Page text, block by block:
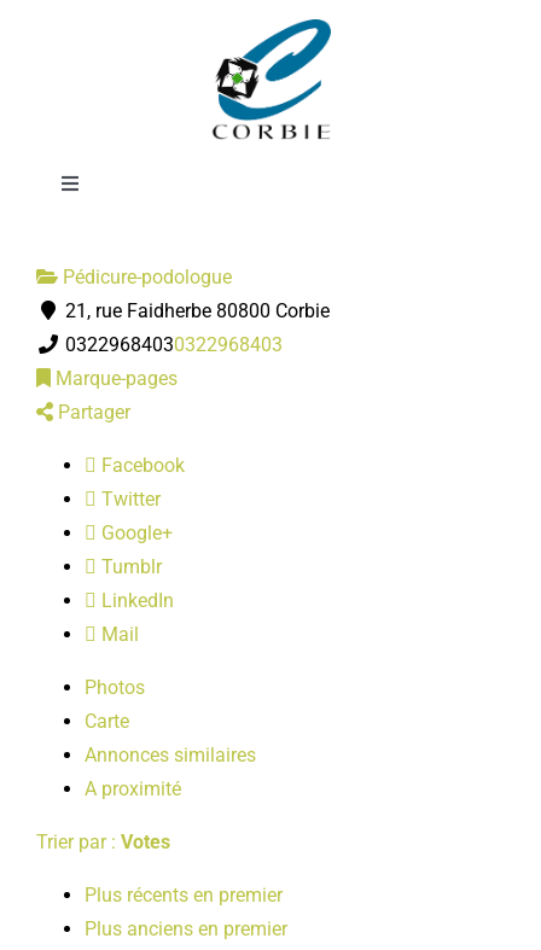
Toggle
DÉMARCHES ADMINISTRATIVES
SERVICES MUNICIPAUX
PRATIQUE
LOISIRS
PUBLICATIONS
CONSTANT et
MALTZKORN
Pédicure-podologue
21, rue Faidherbe 80800 Corbie
03229684030322968403
Marque-pages
Partager
Facebook
Twitter
Google+
Tumblr
LinkedIn
Mail
Photos
Carte
Annonces similaires
A proximité
Trier par : Votes
Plus récents en premier
Plus anciens en premier